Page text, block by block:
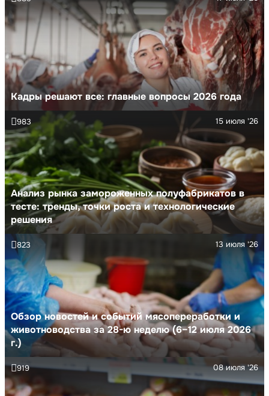
Кадры решают все: главные вопросы 2026 года
Анализ рынка замороженных полуфабрикатов в
тесте: тренды, точки роста и технологические
решения
15 июля '26
983
Обзор новостей и событий мясопереработки и
животноводства за 28-ю неделю (6–12 июля 2026
г.)
13 июля '26
823
08 июля '26
919